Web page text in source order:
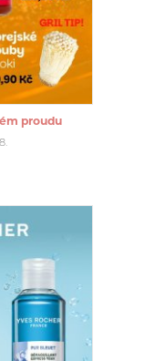
proudu